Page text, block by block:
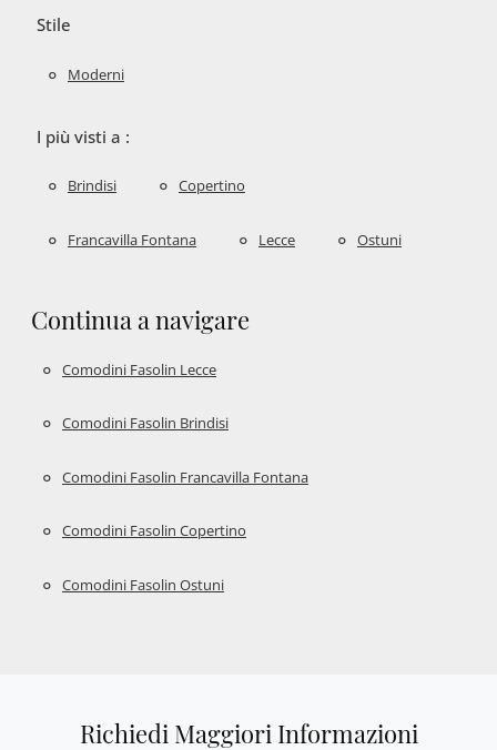
Stile
Moderni
I più visti a :
Brindisi Copertino
Francavilla Fontana Lecce Ostuni
Continua a navigare
Comodini Fasolin Lecce
Comodini Fasolin Brindisi
Comodini Fasolin Francavilla Fontana
Comodini Fasolin Copertino
Comodini Fasolin Ostuni
Richiedi Maggiori Informazioni